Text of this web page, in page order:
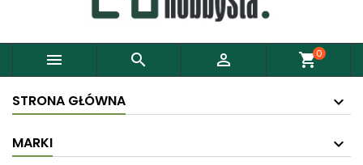
   shopping_cart0
STRONA GŁÓWNA
MARKI